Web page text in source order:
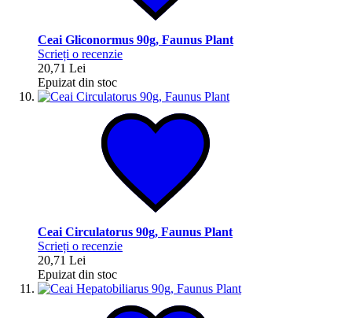
Ceai Gliconormus 90g, Faunus Plant
Scrieți o recenzie
20,71 Lei
Epuizat din stoc
Ceai Circulatorus 90g, Faunus Plant
Scrieți o recenzie
20,71 Lei
Epuizat din stoc